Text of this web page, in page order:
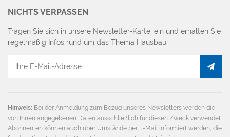
NICHTS VERPASSEN
Tragen Sie sich in unsere Newsletter-Kartei ein und erhalten Sie
regelmäßig Infos rund um das Thema Hausbau.
Hinweis: Bei der Anmeldung zum Bezug unseres Newsletters werden die
von Ihnen angegebenen Daten ausschließlich für diesen Zweck verwendet.
Abonnenten können auch über Umstände per E-Mail informiert werden, die